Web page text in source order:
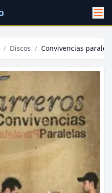
/ Discos / Convivencias